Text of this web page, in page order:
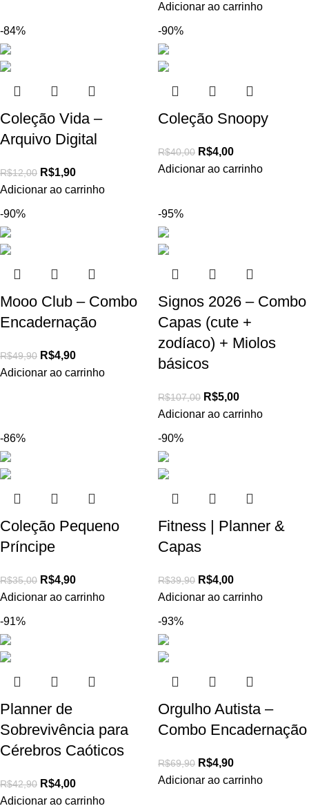
Adicionar ao carrinho
-84%
Coleção Vida –
Arquivo Digital
R$12,00 R$1,90
Adicionar ao carrinho
-90%
Coleção Snoopy
R$40,00 R$4,00
Adicionar ao carrinho
-90%
Mooo Club – Combo
Encadernação
R$49,90 R$4,90
Adicionar ao carrinho
-95%
Signos 2026 – Combo
Capas (cute +
zodíaco) + Miolos
básicos
R$107,00 R$5,00
Adicionar ao carrinho
-86%
Coleção Pequeno
Príncipe
R$35,00 R$4,90
Adicionar ao carrinho
-90%
Fitness | Planner &
Capas
R$39,90 R$4,00
Adicionar ao carrinho
-91%
Planner de
Sobrevivência para
Cérebros Caóticos
R$42,90 R$4,00
Adicionar ao carrinho
-93%
Orgulho Autista –
Combo Encadernação
R$69,90 R$4,90
Adicionar ao carrinho